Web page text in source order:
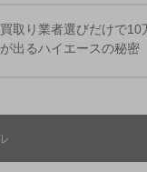
買取り業者選びだけで10
が出るハイエースの秘密